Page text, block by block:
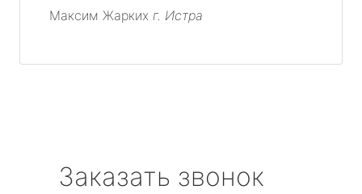
Максим Жарких г. Истра
Заказать звонок